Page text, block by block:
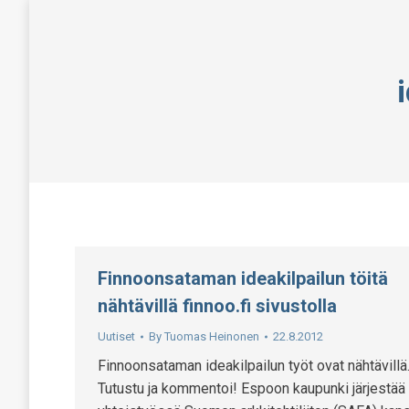
Finnoonsataman ideakilpailun töitä
nähtävillä finnoo.fi sivustolla
Uutiset By Tuomas Heinonen 22.8.2012
Finnoonsataman ideakilpailun työt ovat nähtävillä.
Tutustu ja kommentoi! Espoon kaupunki järjestää